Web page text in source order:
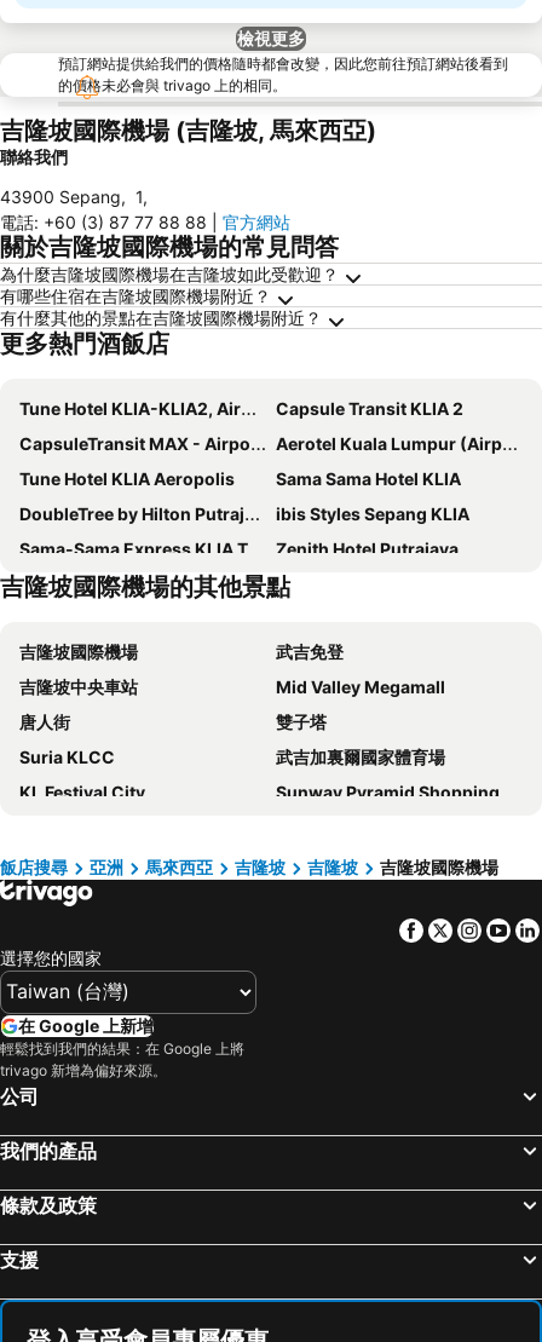
檢視更多
預訂網站提供給我們的價格隨時都會改變，因此您前往預訂網站後看到
的價格未必會與 trivago 上的相同。
吉隆坡國際機場 (吉隆坡, 馬來西亞)
聯絡我們
43900 Sepang, 1,
電話: +60 (3) 87 77 88 88 官方網站
關於吉隆坡國際機場的常見問答
為什麼吉隆坡國際機場在吉隆坡如此受歡迎？
有哪些住宿在吉隆坡國際機場附近？
有什麼其他的景點在吉隆坡國際機場附近？
更多熱門酒飯店
Tune Hotel KLIA-KLIA2, Airport Transit Hotel
Capsule Transit KLIA 2
CapsuleTransit MAX - Airport Hotel - Landside, Public Area - Gateway KLIA T2, Lvl 2M
Aerotel Kuala Lumpur (Airport Hotel) - Gateway@klia2
Tune Hotel KLIA Aeropolis
Sama Sama Hotel KLIA
DoubleTree by Hilton Putrajaya Lakeside
ibis Styles Sepang KLIA
Sama-Sama Express KLIA Terminal 1 - Airside Transit Hotel
Zenith Hotel Putrajaya
Kepler Club Kuala Lumpur Airport - KLIA T1 Landside
1 Orange Hotel KLIA & KLIA2
Klia2 T2 Napzone
Mövenpick Hotel And Convention Centre Klia
Mtree Hotel Nilai
BRIX KLIA By Pinetree
Sama-Sama Express KLIA Terminal 2 - Airside Transit Hotel
the youniQ Hotel, KLIA T1, KLIA T2
布城帝盛酒店
Urban Inn, Salak Tinggi
De Grand Boutique Hotel
Sri Langit Hotel
S8 Boutique Hotel near KLIA 1 & KLIA 2
City View Hotel At KLIA & KLIA2
Collection O KLIA Formerly Bary Inn
Nilai Springs Resort Hotel
D Boutique Hotel
Capsule Transit Sleep Lounge KLIA T1
FOX Lite Hotel DPulze Cyberjaya
Afie Roomstay KLIA Airport Transit
Swing & Pillows - Dataran Nilai
OYO 89665 Royale City Hotel
吉隆坡國際機場的其他景點
吉隆坡國際機場
武吉免登
吉隆坡中央車站
Mid Valley Megamall
唐人街
雙子塔
Suria KLCC
武吉加裏爾國家體育場
KL Festival City
Sunway Pyramid Shopping Centre
荷蘭紅屋
鷄場街步行道
Sunway Lagoon Theme Park
Jalan Tun Razak
Setia City Mall
KLIA Ekspres
Pasar Seni
SMART Motorway
Citrawarna
Bukit Melawati
Terminal Bersepadu Selatan
舊國家皇宮
Institut Profesional Baitulmal
舊中央車站
飯店搜尋 亞洲 馬來西亞 吉隆坡 吉隆坡 吉隆坡國際機場
Facebook
Twitter
選擇您的國家
在 Google 上新增
輕鬆找到我們的結果：在 Google 上將
trivago 新增為偏好來源。
公司
我們的產品
條款及政策
支援